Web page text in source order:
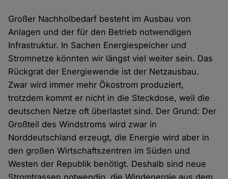
Großer Nachholbedarf besteht im Ausbau von
Anlagen und der für den Betrieb notwendigen
Infrastruktur. In Sachen Energiespeicher und
Stromnetze könnten wir längst viel weiter sein. Das
Rückgrat der Energiewende ist der Netzausbau.
Zwar wird immer mehr Ökostrom produziert,
trotzdem kommt er nicht in die Steckdose, weil die
deutschen Netze oft überlastet sind. Der Grund: Der
Großteil des Windstroms wird zwar in
Norddeutschland erzeugt, die Energie wird aber in
den großen Wirtschaftszentren im Süden und
Westen der Republik benötigt. Deshalb sind neue